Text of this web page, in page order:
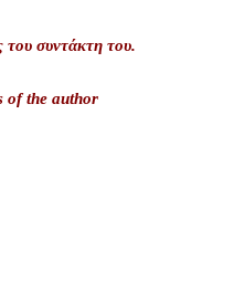
του συντάκτη του.
of the author